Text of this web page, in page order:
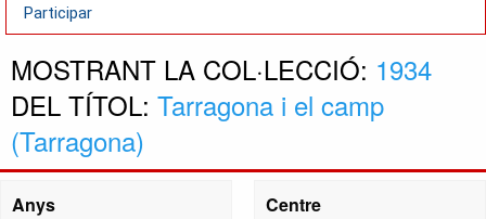
Participar
MOSTRANT LA COL·LECCIÓ: 1934
DEL TÍTOL: Tarragona i el camp
(Tarragona)
Anys
Centre